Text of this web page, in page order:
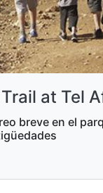
at Tel
breve en el